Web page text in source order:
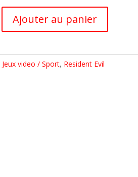
Ajouter au panier
Jeux video / Sport, Resident Evil